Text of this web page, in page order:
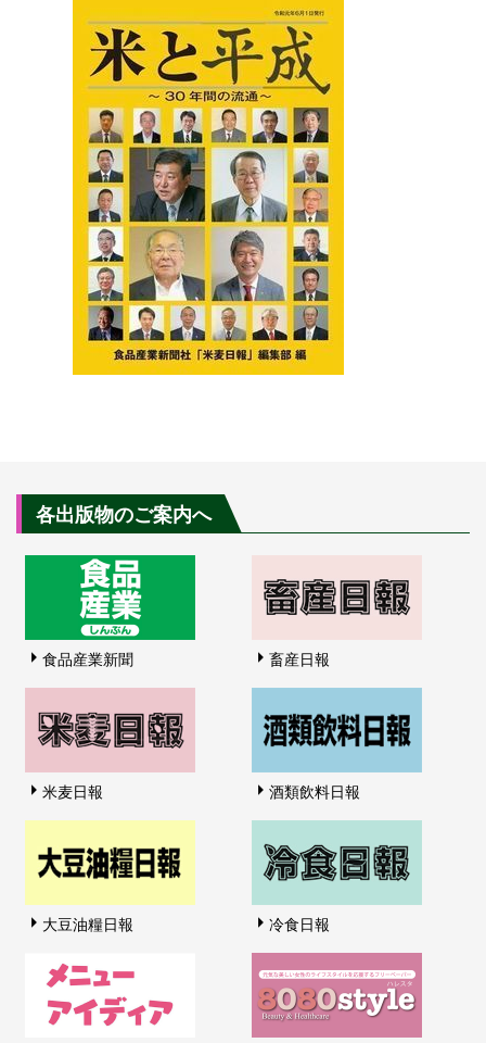
各出版物のご案内へ
食品産業新聞 畜産日報
米麦日報 酒類飲料日報
大豆油糧日報 冷食日報